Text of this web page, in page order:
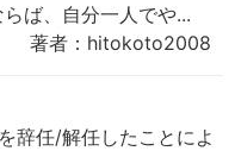
ば、自分一人でや...
著者：hitokoto2008
辞任/解任したことによ